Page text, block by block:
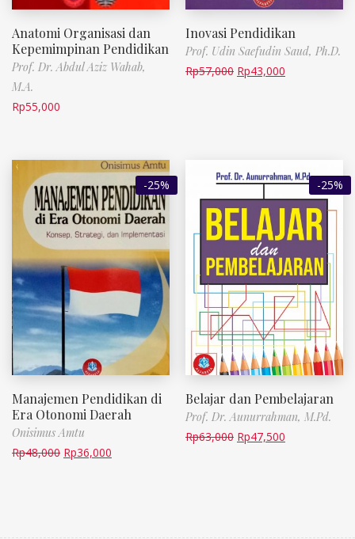
Anatomi Organisasi dan
Kepemimpinan Pendidikan
Prof. Dr. Abdul Aziz Wahab,
M.A.
Rp55,000
Inovasi Pendidikan
Prof. Udin Saefudin Saud, Ph.D.
Rp57,000 Rp43,000
-25%
Manajemen Pendidikan di
Era Otonomi Daerah
Onisimus Amtu
Rp48,000 Rp36,000
-25%
Belajar dan Pembelajaran
Prof. Dr. Aunurrahman, M.Pd.
Rp63,000 Rp47,500